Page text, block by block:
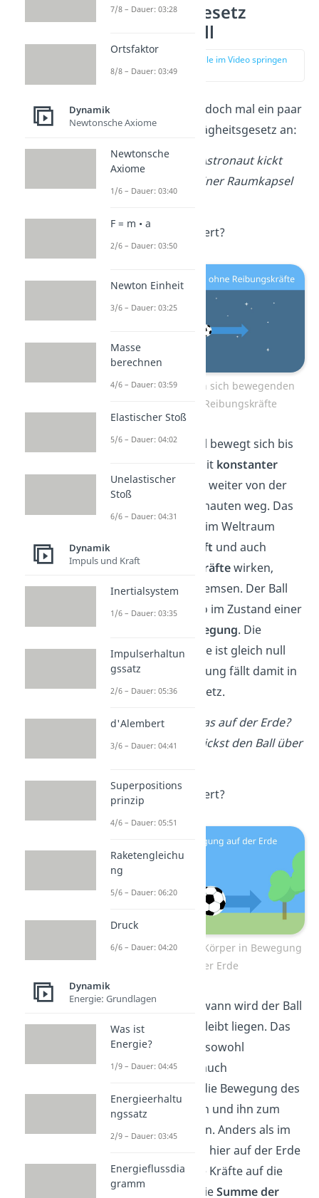
Trägheitsgesetz
Beispiel Ball
zur Stelle im Video springen
(01:34)
Schauen wir uns doch mal ein paar
Beispiele zum Trägheitsgesetz an:
Stell dir vor, ein Astronaut kickt
einen Ball aus seiner Raumkapsel
Frage:Was passiert?
Beispiel für einen sich bewegenden
Körper ohne Reibungskräfte
Antwort:Der Ball bewegt sich bis
ins Unendliche mit konstanter
Geschwindigkeit
weiter von der
Kapsel des Astronauten weg. Das
liegt daran, dass im Weltraum
keine Schwerkraft und auch
keine
Reibungskräftewirken,
dieden Ball abbremsen. Der Ball
befindet sich also im Zustand einer
konstanten Bewegung. Die
Summe der Kräfte ist gleich null
und seine Bewegung fällt damit in
das Trägheitsgesetz.
Doch wie wäre das auf der Erde?
Stell dir vor, du kickst den Ball über
Frage:Was passiert?
Beispiel für einen Körper in Bewegung
auf der Erde
Antwort:
Irgendwann wird der Ball
langsamer und bleibt liegen. Das
liegt daran, dass sowohl
Schwerkraft
als auch
die Bewegung des
Balles abbremsen und ihn zum
Stillstand bringen. Anders als im
Weltraum wirken hier auf der Erde
also noch andere Kräfte auf die
Bewegung ein. DieSumme der
7/8 – Dauer: 03:28
Ortsfaktor
8/8 – Dauer: 03:49
Dynamik
Newtonsche Axiome
Newtonsche
Axiome
1/6 – Dauer: 03:40
F = m • a
2/6 – Dauer: 03:50
Newton Einheit
3/6 – Dauer: 03:25
Masse
berechnen
4/6 – Dauer: 03:59
Elastischer Stoß
5/6 – Dauer: 04:02
Unelastischer
Stoß
6/6 – Dauer: 04:31
Dynamik
Impuls und Kraft
Inertialsystem
1/6 – Dauer: 03:35
Impulserhaltun
gssatz
2/6 – Dauer: 05:36
d'Alembert
3/6 – Dauer: 04:41
Superpositions
prinzip
4/6 – Dauer: 05:51
Raketengleichu
ng
5/6 – Dauer: 06:20
Druck
6/6 – Dauer: 04:20
Dynamik
Energie: Grundlagen
Was ist
Energie?
1/9 – Dauer: 04:45
Energieerhaltu
ngssatz
2/9 – Dauer: 03:45
Energieflussdia
gramm